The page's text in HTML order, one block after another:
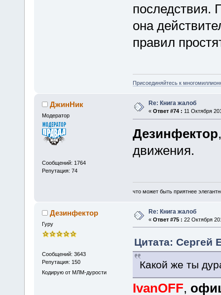
последствия.
она
правил
Присоединяйтесь к
ДжинНик
Модератор
Сообщений: 1764
Репутация: 74
Re: Книга жалоб
« Ответ #74 : 11 Октября
Дезинфектор
движения.
что может быть приятнее
Дезинфектор
Гуру
Сообщений: 3643
Репутация: 150
Кодирую от МЛМ-дурости
Re: Книга жалоб
« Ответ #75 : 22 Октября
Цитата: Сергей
Какой же ты
IvanOFF,